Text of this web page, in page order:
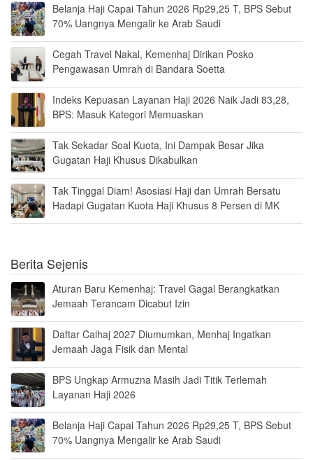
Belanja Haji Capai Tahun 2026 Rp29,25 T, BPS Sebut
70% Uangnya Mengalir ke Arab Saudi
Cegah Travel Nakal, Kemenhaj Dirikan Posko
Pengawasan Umrah di Bandara Soetta
Indeks Kepuasan Layanan Haji 2026 Naik Jadi 83,28,
BPS: Masuk Kategori Memuaskan
Tak Sekadar Soal Kuota, Ini Dampak Besar Jika
Gugatan Haji Khusus Dikabulkan
Tak Tinggal Diam! Asosiasi Haji dan Umrah Bersatu
Hadapi Gugatan Kuota Haji Khusus 8 Persen di MK
Berita Sejenis
Aturan Baru Kemenhaj: Travel Gagal Berangkatkan
Jemaah Terancam Dicabut Izin
Daftar Calhaj 2027 Diumumkan, Menhaj Ingatkan
Jemaah Jaga Fisik dan Mental
BPS Ungkap Armuzna Masih Jadi Titik Terlemah
Layanan Haji 2026
Belanja Haji Capai Tahun 2026 Rp29,25 T, BPS Sebut
70% Uangnya Mengalir ke Arab Saudi